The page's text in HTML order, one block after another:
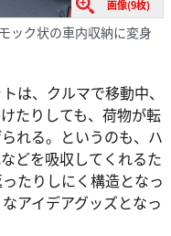
画像(9枚)
ック状の車内収納に変身
は、クルマで移動中、
たりしても、荷物が転
れる。というのも、ハ
どを吸収してくれるた
たりしにく構造となっ
アイデアグッズとなっ